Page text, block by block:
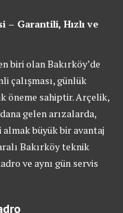
– Garantili, Hızlı ve
biri olan Bakırköy’de
çalışması, günlük
öneme sahiptir. Arçelik,
gelen arızalarda,
büyük bir avantaj
Bakırköy teknik
ve aynı gün servis